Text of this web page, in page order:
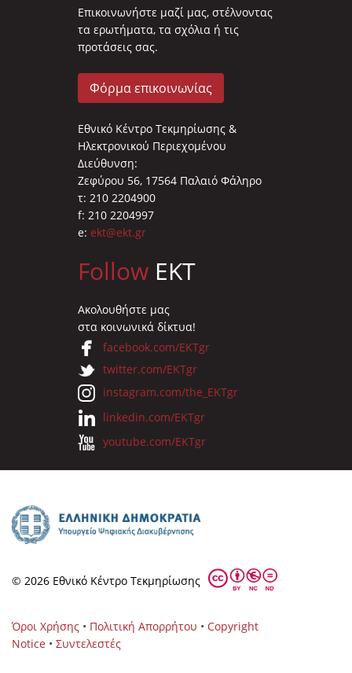
Επικοινωνήστε μαζί μας, στέλνοντας
τα ερωτήματα, τα σχόλια ή τις
προτάσεις σας.
Φόρμα επικοινωνίας
Εθνικό Κέντρο Τεκμηρίωσης &
Ηλεκτρονικού Περιεχομένου
Διεύθυνση:
Ζεφύρου 56, 17564 Παλαιό Φάληρο
τ: 210 2204900
f: 210 2204997
e: ekt@ekt.gr
Follow EKT
Ακολουθήστε μας
στα κοινωνικά δίκτυα!
facebook.com/EKTgr
twitter.com/EKTgr
instagram.com/the_EKTgr
linkedin.com/EKTgr
youtube.com/EKTgr
© 2026 Eθνικό Κέντρο Τεκμηρίωσης
Όροι Χρήσης • Πολιτική Απορρήτου • Copyright
Notice • Συντελεστές